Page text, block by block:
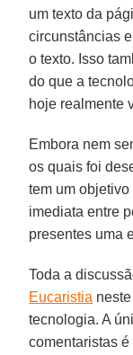
um texto da
circunstâncias
o texto. Isso
do que a
hoje realmente
Embora nem
os quais foi
tem um
imediata entre
presentes uma
Toda a
Eucaristia
tecnologia. A
comentaristas